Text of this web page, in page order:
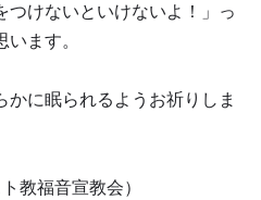
つけないといけないよ！」っ
ます。
に眠られるようお祈りしま
教福音宣教会）